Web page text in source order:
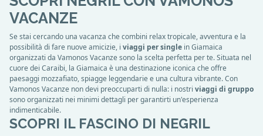
VACANZE
Se stai cercando una vacanza che combini relax tropicale, avventura e la
possibilità di fare nuove amicizie, i viaggi per single in Giamaica
organizzati da Vamonos Vacanze sono la scelta perfetta per te. Situata nel
cuore dei Caraibi, la Giamaica è una destinazione iconica che offre
paesaggi mozzafiato, spiagge leggendarie e una cultura vibrante. Con
Vamonos Vacanze non devi preoccuparti di nulla: i nostri viaggi di gruppo
sono organizzati nei minimi dettagli per garantirti un'esperienza
indimenticabile.
SCOPRI IL FASCINO DI NEGRIL